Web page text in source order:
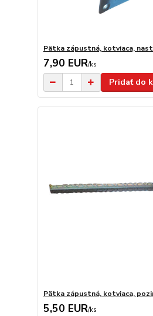
Pätka zápustná, kotviaca,
7,90 EUR/ks
Pridať do
Pätka zápustná, kotviaca,
5,50 EUR/ks